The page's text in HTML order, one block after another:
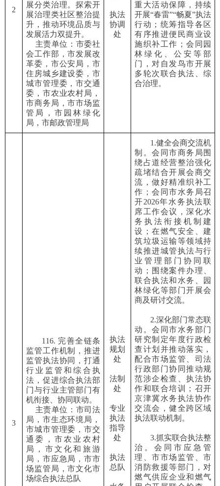
2
展分类治理。探索开
展治理类社区整治提
升，推动环境品质与
发展活力双提升。
主责单位：市委社
会工作部，市发展改
革委，市公安局，市
住房城乡建设委，市
城市管理委，市交通
委，市农业农村局，
市商务局，市市场监
管局，市园林绿化
局，市邮政管理局
执法
协调
处
重大活动保障，持续
开展“春雷”“畅夏”执法
行动 ； 统筹指导各区
有序推进便民商业设
施织补工作 ； 会同园
林绿化、公安等部
门，对自发鸟市开展
多轮次联合执法、综
合治理。
3
116. 完善全链条
监管工作机制，推进
监管执法协同，打通
行业监管和综合执
法，促进综合执法部
门与行业主管部门有
机衔接、协同联动。
主责单位：市司法
局，市生态环境局，
市城市管理委，市交
通委，市农业农村
局，市文化和旅游
局，市应急局，市市
场监管局，市文化市
场综合执法总队
执法
规划
处
法制
处
专业
执法
指导
处
执法
总队
1.健全会商交流机
制。会同市商务局围
绕占道经营整治强化
疏堵结合开展会商交
流，做好精准织补工
作；会同市水务局召
开2026年水务执法联
席工作会议，深化水
务执法衔接机制建
设；在燃气安全、建
筑垃圾运输等领域持
续推进城管执法与行
业管理部门协同联
动；围绕案件办理、
联合执法和水务、园
林绿化等部门开展会
商及研讨交流。
2.深化部门常态联
动。会同市水务部门
研究制定年度行政检
查计划并推动落实，
配合市场监管、司法
行政部门协同推动规
范涉企检查、执法协
作和联合培训；召开
京津冀水务执法协作
交流会，健全跨区域
执法联动机制。
3.抓实联合执法整
治。会同市应急管
理、市市场监管、市
消防救援等部门，对
燃气供应企业和燃气